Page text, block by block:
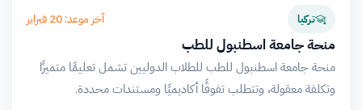
تركيا آخر موعد: 20 فبراير
منحة جامعة اسطنبول للطب
منحة جامعة اسطنبول للطب للطلاب الدوليين تشمل تعليمًا متميزًا
وتكلفة معقولة، وتتطلب تفوقًا أكاديميًا ومستندات محددة.